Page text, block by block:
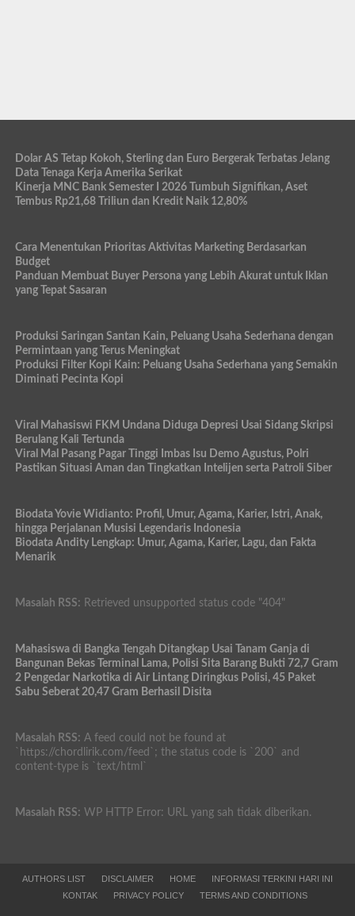
Dolar AS Tetap Kokoh, Sterling dan Euro Bergerak Terbatas Jelang
Data Tenaga Kerja Amerika Serikat
Kinerja MNC Bank Semester I 2026 Tumbuh Signifikan, Aset
Tembus Rp21,68 Triliun dan Kredit Naik 12,80%
Cara Menentukan Prioritas Aktivitas Marketing Berdasarkan
Budget
Panduan Membuat Buyer Persona yang Lebih Akurat untuk Iklan
yang Tepat Sasaran
Produksi Saringan Santan Kain, Peluang Usaha Sederhana dengan
Permintaan yang Terus Meningkat
Produksi Filter Kopi Kain: Peluang Usaha Sederhana yang Semakin
Diminati Pecinta Kopi
Viral Mahasiswi FKM Undana Diduga Depresi Usai Sidang Skripsi
Berulang Kali Tertunda
Viral Mal Pasang Pagar Tinggi Imbas Isu Demo Agustus, Polri
Pastikan Situasi Aman dan Tingkatkan Intelijen serta Patroli Siber
Biodata Yovie Widianto: Profil, Umur, Agama, Karier, Istri, Anak,
hingga Perjalanan Musisi Legendaris Indonesia
Biodata Andity Lengkap: Umur, Agama, Karier, Lagu, dan Fakta
Menarik
Masalah RSS: Retrieved unsupported status code "404"
Mahasiswa di Bangka Tengah Ditangkap Usai Tanam Ganja di
Bangunan Bekas Terminal Lama, Polisi Sita Barang Bukti 72,7 Gram
2 Pengedar Narkotika di Air Lintang Diringkus Polisi, 45 Paket
Sabu Seberat 20,47 Gram Berhasil Disita
Masalah RSS: A feed could not be found at
`https://chordlirik.com/feed`; the status code is `200` and
content-type is `text/html`
Masalah RSS: WP HTTP Error: URL yang sah tidak diberikan.
AUTHORS LIST DISCLAIMER HOME
INFORMASI TERKINI HARI INI
KONTAK
PRIVACY POLICY TERMS AND CONDITIONS